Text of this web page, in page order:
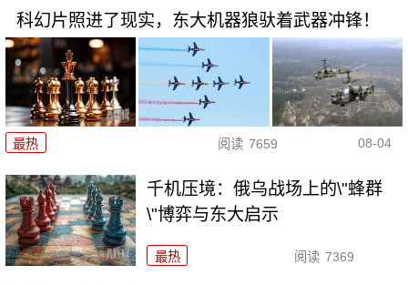
科幻片照进了现实，东大机器狼驮着武器冲锋！
最热 阅读 7659 08-04
千机压境：俄乌战场上的\"蜂群
\"博弈与东大启示
最热 阅读 7369